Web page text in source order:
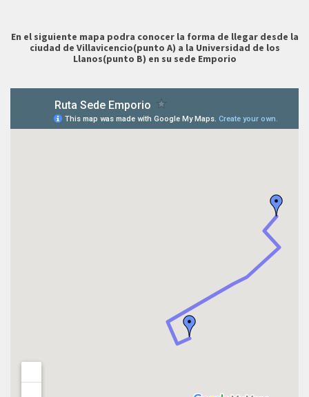
En el siguiente mapa podra conocer la forma de llegar desde la
ciudad de Villavicencio(punto A) a la Universidad de los
Llanos(punto B) en su sede Emporio